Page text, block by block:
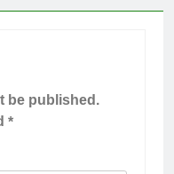
be published.
*